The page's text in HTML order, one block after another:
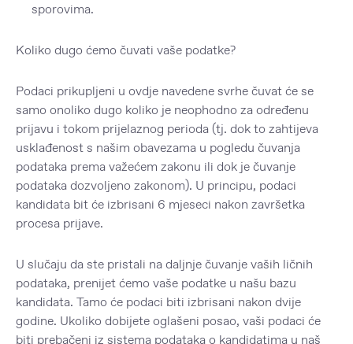
sporovima.
Koliko dugo ćemo čuvati vaše podatke?
Podaci prikupljeni u ovdje navedene svrhe čuvat će se
samo onoliko dugo koliko je neophodno za određenu
prijavu i tokom prijelaznog perioda (tj. dok to zahtijeva
usklađenost s našim obavezama u pogledu čuvanja
podataka prema važećem zakonu ili dok je čuvanje
podataka dozvoljeno zakonom). U principu, podaci
kandidata bit će izbrisani 6 mjeseci nakon završetka
procesa prijave.
U slučaju da ste pristali na daljnje čuvanje vaših ličnih
podataka, prenijet ćemo vaše podatke u našu bazu
kandidata. Tamo će podaci biti izbrisani nakon dvije
godine. Ukoliko dobijete oglašeni posao, vaši podaci će
biti prebačeni iz sistema podataka o kandidatima u naš